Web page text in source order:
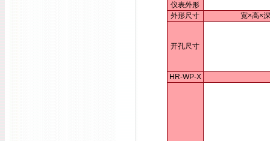
仪表外形
外形尺寸
宽×高×
开孔尺寸
HR-WP-X